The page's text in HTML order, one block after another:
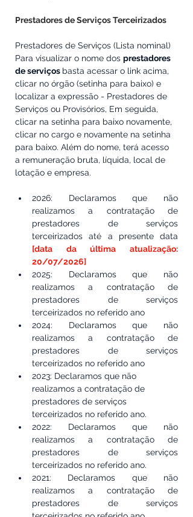
Prestadores de Serviços Terceirizados
Prestadores de Serviços (Lista nominal)
Para visualizar o nome dos prestadores
de serviços basta acessar o link acima,
clicar no órgão (setinha para baixo) e
localizar a expressão - Prestadores de
Serviços ou Provisórios, Em seguida,
clicar na setinha para baixo novamente,
clicar no cargo e novamente na setinha
para baixo. Além do nome, terá acesso
a remuneração bruta, líquida, local de
lotação e empresa.
2026: Declaramos que não
realizamos a contratação de
prestadores de serviços
terceirizados até a presente data
[data da última atualização:
20/07/2026]
2025: Declaramos que não
realizamos a contratação de
prestadores de serviços
terceirizados no referido ano
2024: Declaramos que não
realizamos a contratação de
prestadores de serviços
terceirizados no referido ano
2023: Declaramos que não
realizamos a contratação de
prestadores de serviços
terceirizados no referido ano.
2022: Declaramos que não
realizamos a contratação de
prestadores de serviços
terceirizados no referido ano.
2021: Declaramos que não
realizamos a contratação de
prestadores de serviços